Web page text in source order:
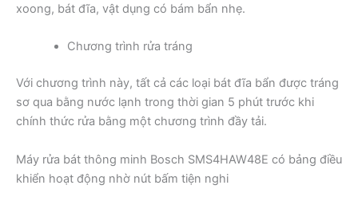
xoong, bát đĩa, vật dụng có bám bẩn nhẹ.
Chương trình rửa tráng
Với chương trình này, tất cả các loại bát đĩa bẩn được tráng
sơ qua bằng nước lạnh trong thời gian 5 phút trước khi
chính thức rửa bằng một chương trình đầy tải.
Máy rửa bát thông minh Bosch SMS4HAW48E có bảng điều
khiển hoạt động nhờ nút bấm tiện nghi